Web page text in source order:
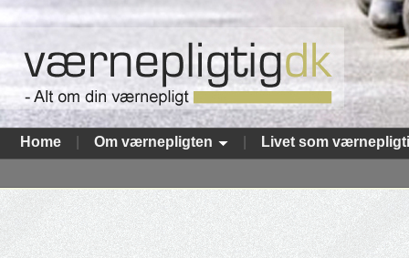
Home Om værnepligten Livet som